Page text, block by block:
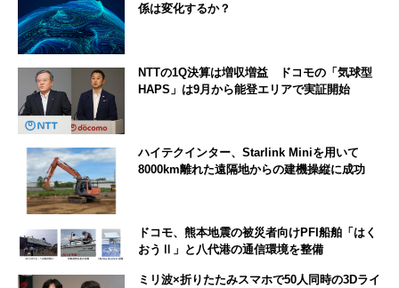
係は変化するか？
NTTの1Q決算は増収増益 ドコモの「気球型
HAPS」は9月から能登エリアで実証開始
ハイテクインター、Starlink Miniを用いて
8000km離れた遠隔地からの建機操縦に成功
ドコモ、熊本地震の被災者向けPFI船舶「はく
おうⅡ」と八代港の通信環境を整備
ミリ波×折りたたみスマホで50人同時の3Dライ